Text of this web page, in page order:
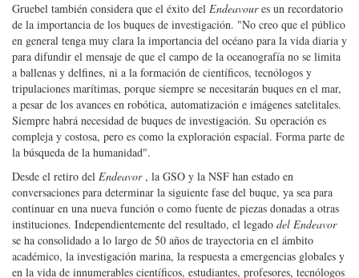
Gruebel también considera que el éxito del Endeavoures un recordatorio
de la importancia de los buques de investigación. "No creo que el público
en general tenga muy clara la importancia del océano para la vida diaria y
para difundir el mensaje de que el campo de la oceanografía no se limita
a ballenas y delfines, ni a la formación de científicos, tecnólogos y
tripulaciones marítimas, porque siempre se necesitarán buques en el mar,
a pesar de los avances en robótica, automatización e imágenes satelitales.
Siempre habrá necesidad de buques de investigación. Su operación es
compleja y costosa, pero es como la exploración espacial. Forma parte de
la búsqueda de la humanidad".
Desde el retiro del Endeavor, la GSO y la NSF han estado en
conversaciones para determinar la siguiente fase del buque, ya sea para
continuar en una nueva función o como fuente de piezas donadas a otras
instituciones. Independientemente del resultado, el legado del Endeavor
se ha consolidado a lo largo de 50 años de trayectoria en el ámbito
académico, la investigación marina, la respuesta a emergencias globales y
en la vida de innumerables científicos, estudiantes, profesores, tecnólogos